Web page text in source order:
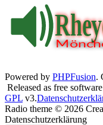
Powered by PHPFusion.
Released as free
GPL v3.
Radio theme © 2026
Datenschutzerklärung